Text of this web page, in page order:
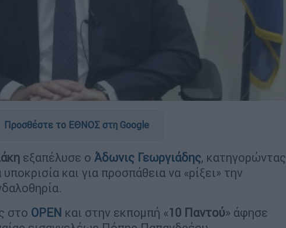
Προσθέστε το ΕΘΝΟΣ στη Google
εξαπέλυσε ο Άδωνις Γεωργιάδης, κατηγορώντας
και για προσπάθεια να «ρίξει» την
στο OPEN και στην εκπομπή «10 Παντού» άφησε